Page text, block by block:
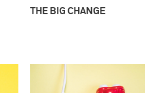
THE BIG CHANGE